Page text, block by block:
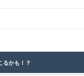
るかも！？